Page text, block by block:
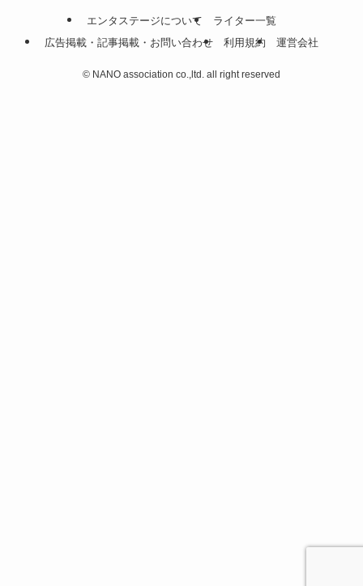
エンタステージについて
ライター一覧
広告掲載・記事掲載・お問い合わせ
利用規約 運営会社
© NANO association co.,ltd. all right reserved